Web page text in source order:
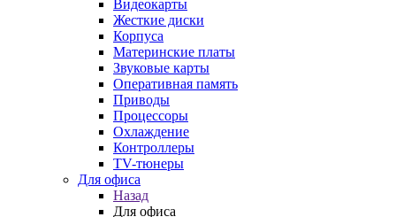
Видеокарты
Жесткие диски
Корпуса
Материнские платы
Звуковые карты
Оперативная память
Приводы
Процессоры
Охлаждение
Контроллеры
TV-тюнеры
Для офиса
Назад
Для офиса